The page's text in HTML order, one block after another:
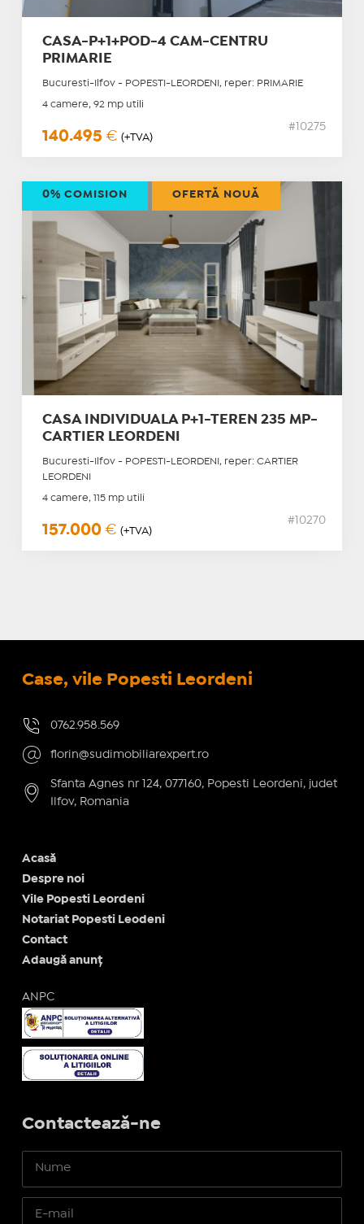
CASA-P+1+POD-4 CAM-CENTRU
PRIMARIE
Bucuresti-Ilfov - POPESTI-LEORDENI, reper: PRIMARIE
4 camere, 92 mp utili
140.495 € (+TVA)
#10275
CASA INDIVIDUALA P+1-TEREN 235 MP-
CARTIER LEORDENI
Bucuresti-Ilfov - POPESTI-LEORDENI, reper: CARTIER
LEORDENI
4 camere, 115 mp utili
157.000 € (+TVA)
#10270
0% COMISION OFERTĂ NOUĂ
Case, vile Popesti Leordeni
0762.958.569
florin@sudimobiliarexpert.ro
Sfanta Agnes nr 124, 077160, Popesti Leordeni, judet
Ilfov, Romania
Acasă
Despre noi
Vile Popesti Leordeni
Notariat Popesti Leodeni
Contact
Adaugă anunț
ANPC
Contactează-ne